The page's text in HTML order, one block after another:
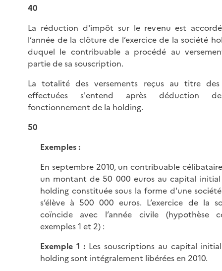
40
La réduction d'impôt sur le revenu est
l’année de la clôture de l’exercice de la société
duquel le contribuable a procédé au
partie de sa souscription.
La totalité des versements reçus au titre des
effectuées s'entend après déduction
fonctionnement de la holding.
50
Exemples :
En septembre 2010, un contribuable
un montant de 50 000 euros au capital initial
holding constituée sous la forme d'une
s’élève à 500 000 euros. L’exercice de la
coïncide avec l’année civile (hypothèse
exemples 1 et 2) :
Exemple 1 :Les souscriptions au capital
holding sont intégralement libérées en 2010.